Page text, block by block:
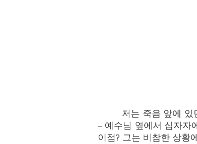
저는 죽음 앞에
– 예수님 옆에서 십자자
이점? 그는 비참한 상황